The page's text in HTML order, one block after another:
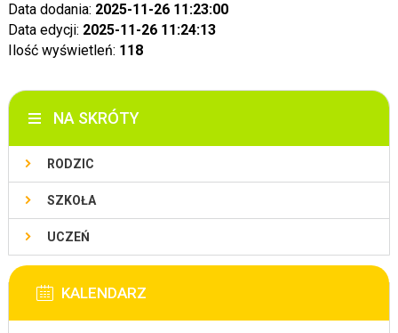
Data dodania: 2025-11-26 11:23:00
Data edycji: 2025-11-26 11:24:13
Ilość wyświetleń: 118
NA SKRÓTY
RODZIC
SZKOŁA
UCZEŃ
KALENDARZ